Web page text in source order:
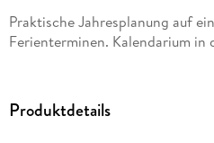
Praktische Jahresplanung auf
Ferienterminen. Kalendarium in
Produktdetails